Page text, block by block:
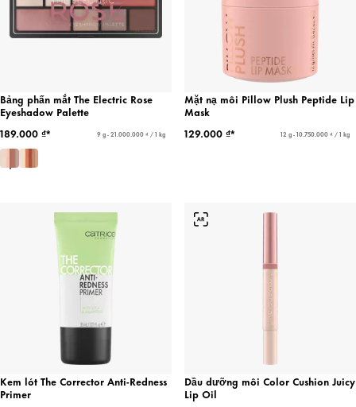
Bảng phấn mắt The Electric Rose
Eyeshadow Palette
189.000 ₫*
9 g - 21.000.000 ₫ / 1 kg
Mặt nạ môi Pillow Plush Peptide Lip
Mask
129.000 ₫*
12 g - 10.750.000 ₫ / 1 kg
Kem lót The Corrector Anti-Redness
Primer
Dầu dưỡng môi Color Cushion Juicy
Lip Oil